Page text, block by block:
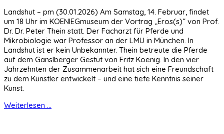
Landshut – pm (30.01.2026) Am Samstag, 14. Februar, findet
um 18 Uhr im KOENIEGmuseum der Vortrag „Eros(s)“ von Prof.
Dr. Dr. Peter Thein statt. Der Facharzt für Pferde und
Mikrobiologie war Professor an der LMU in München. In
Landshut ist er kein Unbekannter. Thein betreute die Pferde
auf dem Ganslberger Gestüt von Fritz Koenig. In den vier
Jahrzehnten der Zusammenarbeit hat sich eine Freundschaft
zu dem Künstler entwickelt – und eine tiefe Kenntnis seiner
Kunst.
Weiterlesen ...